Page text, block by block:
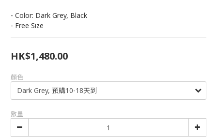
- Color: Dark Grey, Black
- Free Size
HK$1,480.00
顏色
數量